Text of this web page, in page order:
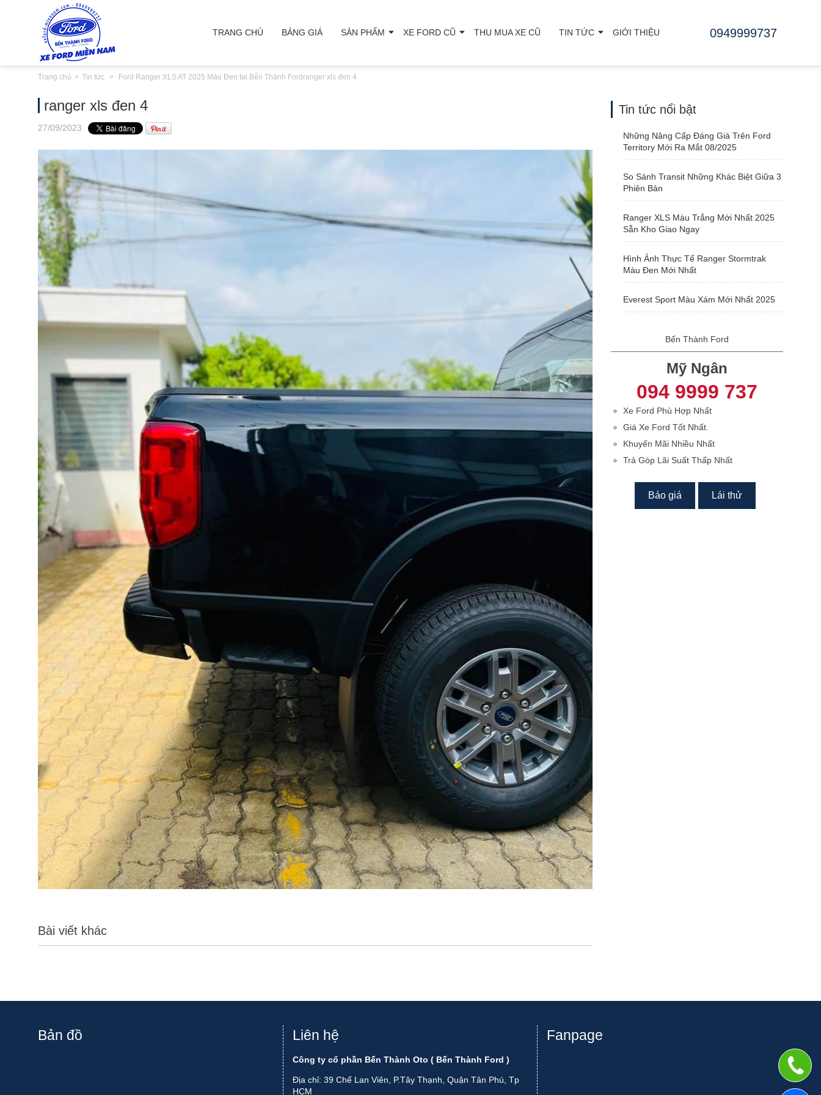
TRANG CHỦ BẢNG GIÁ SẢN PHẨM XE FORD CŨ THU MUA XE CŨ TIN TỨC GIỚI THIỆU 0949999737
Trang chủ Tin tức Ford Ranger XLS AT 2025 Màu Đen tại Bến Thành Ford ranger xls đen 4
ranger xls đen 4
27/09/2023
Bài viết khác
Tin tức nổi bật
Những Nâng Cấp Đáng Giá Trên Ford
Territory Mới Ra Mắt 08/2025
So Sánh Transit Những Khác Biệt Giữa 3
Phiên Bản
Ranger XLS Màu Trắng Mới Nhất 2025
Sẵn Kho Giao Ngay
Hình Ảnh Thực Tế Ranger Stormtrak
Màu Đen Mới Nhất
Everest Sport Màu Xám Mới Nhất 2025
Bến Thành Ford
Mỹ Ngân
094 9999 737
Xe Ford Phù Hợp Nhất
Giá Xe Ford Tốt Nhất.
Khuyến Mãi Nhiều Nhất
Trả Góp Lãi Suất Thấp Nhất
Báo giá Lái thử
Bản đồ Liên hệ
Công ty cổ phần Bến Thành Oto ( Bến Thành Ford )
Địa chỉ: 39 Chế Lan Viên, P.Tây Thạnh, Quận Tân Phú, Tp
HCM
Fanpage